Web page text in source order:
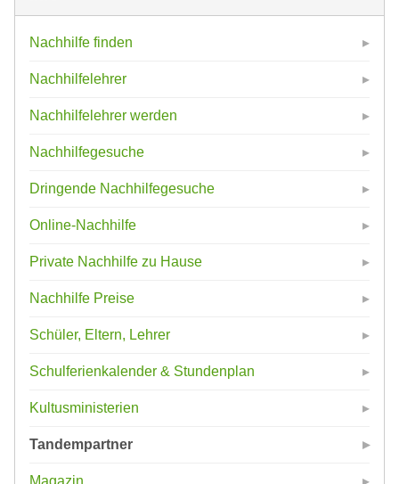
Nachhilfe finden
Nachhilfelehrer
Nachhilfelehrer werden
Nachhilfegesuche
Dringende Nachhilfegesuche
Online-Nachhilfe
Private Nachhilfe zu Hause
Nachhilfe Preise
Schüler, Eltern, Lehrer
Schulferienkalender & Stundenplan
Kultusministerien
Tandempartner
Magazin